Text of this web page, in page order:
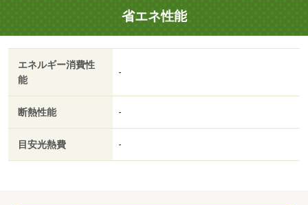
省エネ性能
エネルギー消費性
能
-
断熱性能 -
目安光熱費 -